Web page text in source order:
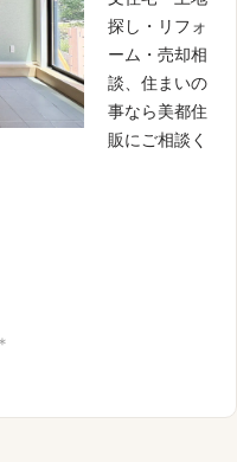
探し・リフォ
ーム・売却相
談、住まいの
事なら美都住
販にご相談く